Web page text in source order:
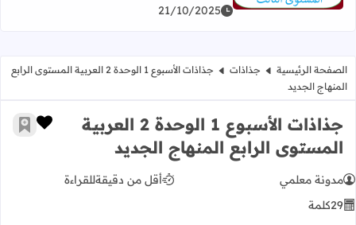
21/10/2025
الصفحة الرئيسية جذاذات
جذاذات الأسبوع 1 الوحدة 2 العربية المستوى الرابع
المنهاج الجديد
جذاذات الأسبوع 1 الوحدة 2 العربية
المستوى الرابع المنهاج الجديد
زر
أضف
مدونة معلمي أقل من دقيقةللقراءة
29كلمة